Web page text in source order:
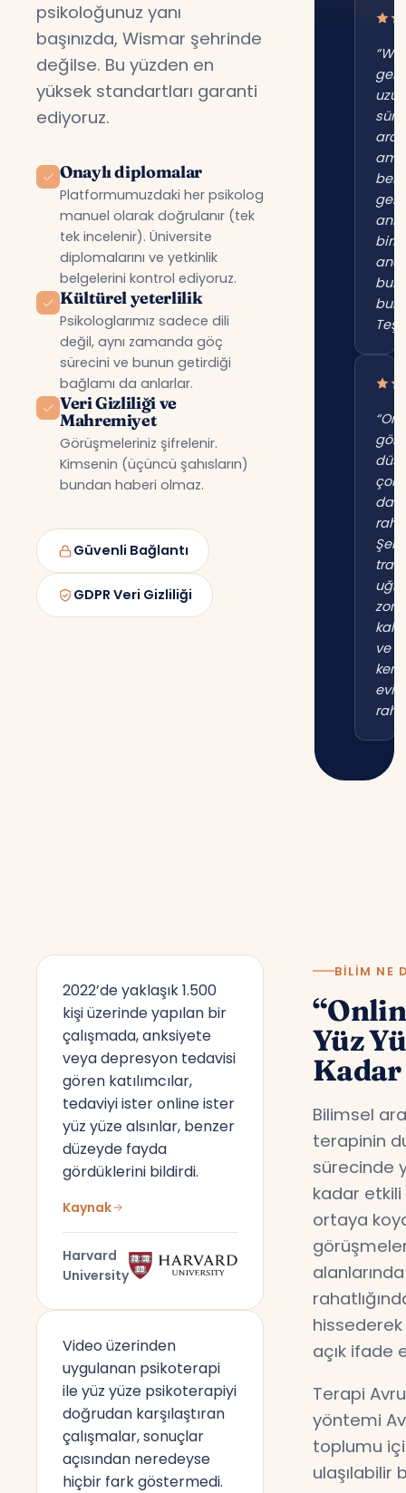
psikoloğunuz yanı
başınızda, Wismar şehrinde
değilse. Bu yüzden en
yüksek standartları garanti
ediyoruz.
Onaylı diplomalar
Platformumuzdaki her psikolog
manuel olarak doğrulanır (tek
tek incelenir). Üniversite
diplomalarını ve yetkinlik
belgelerini kontrol ediyoruz.
Kültürel yeterlilik
Psikologlarımız sadece dili
değil, aynı zamanda göç
sürecini ve bunun getirdiği
bağlamı da anlarlar.
Veri Gizliliği ve
Mahremiyet
Görüşmeleriniz şifrelenir.
Kimsenin (üçüncü şahısların)
bundan haberi olmaz.
Güvenli Bağlantı
GDPR Veri Gizliliği
uzun
süre
beni
çok
ve
2022’de yaklaşık 1.500
kişi üzerinde yapılan bir
çalışmada, anksiyete
veya depresyon tedavisi
gören katılımcılar,
tedaviyi ister online ister
yüz yüze alsınlar, benzer
düzeyde fayda
gördüklerini bildirdi.
Kaynak
Harvard
University
Video üzerinden
uygulanan psikoterapi
ile yüz yüze psikoterapiyi
doğrudan karşılaştıran
çalışmalar, sonuçlar
açısından neredeyse
hiçbir fark göstermedi.
BILIM NE
Yüz
Bilimsel
terapinin
sürecinde
kadar
ortaya
açık ifade
Terapi
yöntemi
toplumu
ulaşılabilir